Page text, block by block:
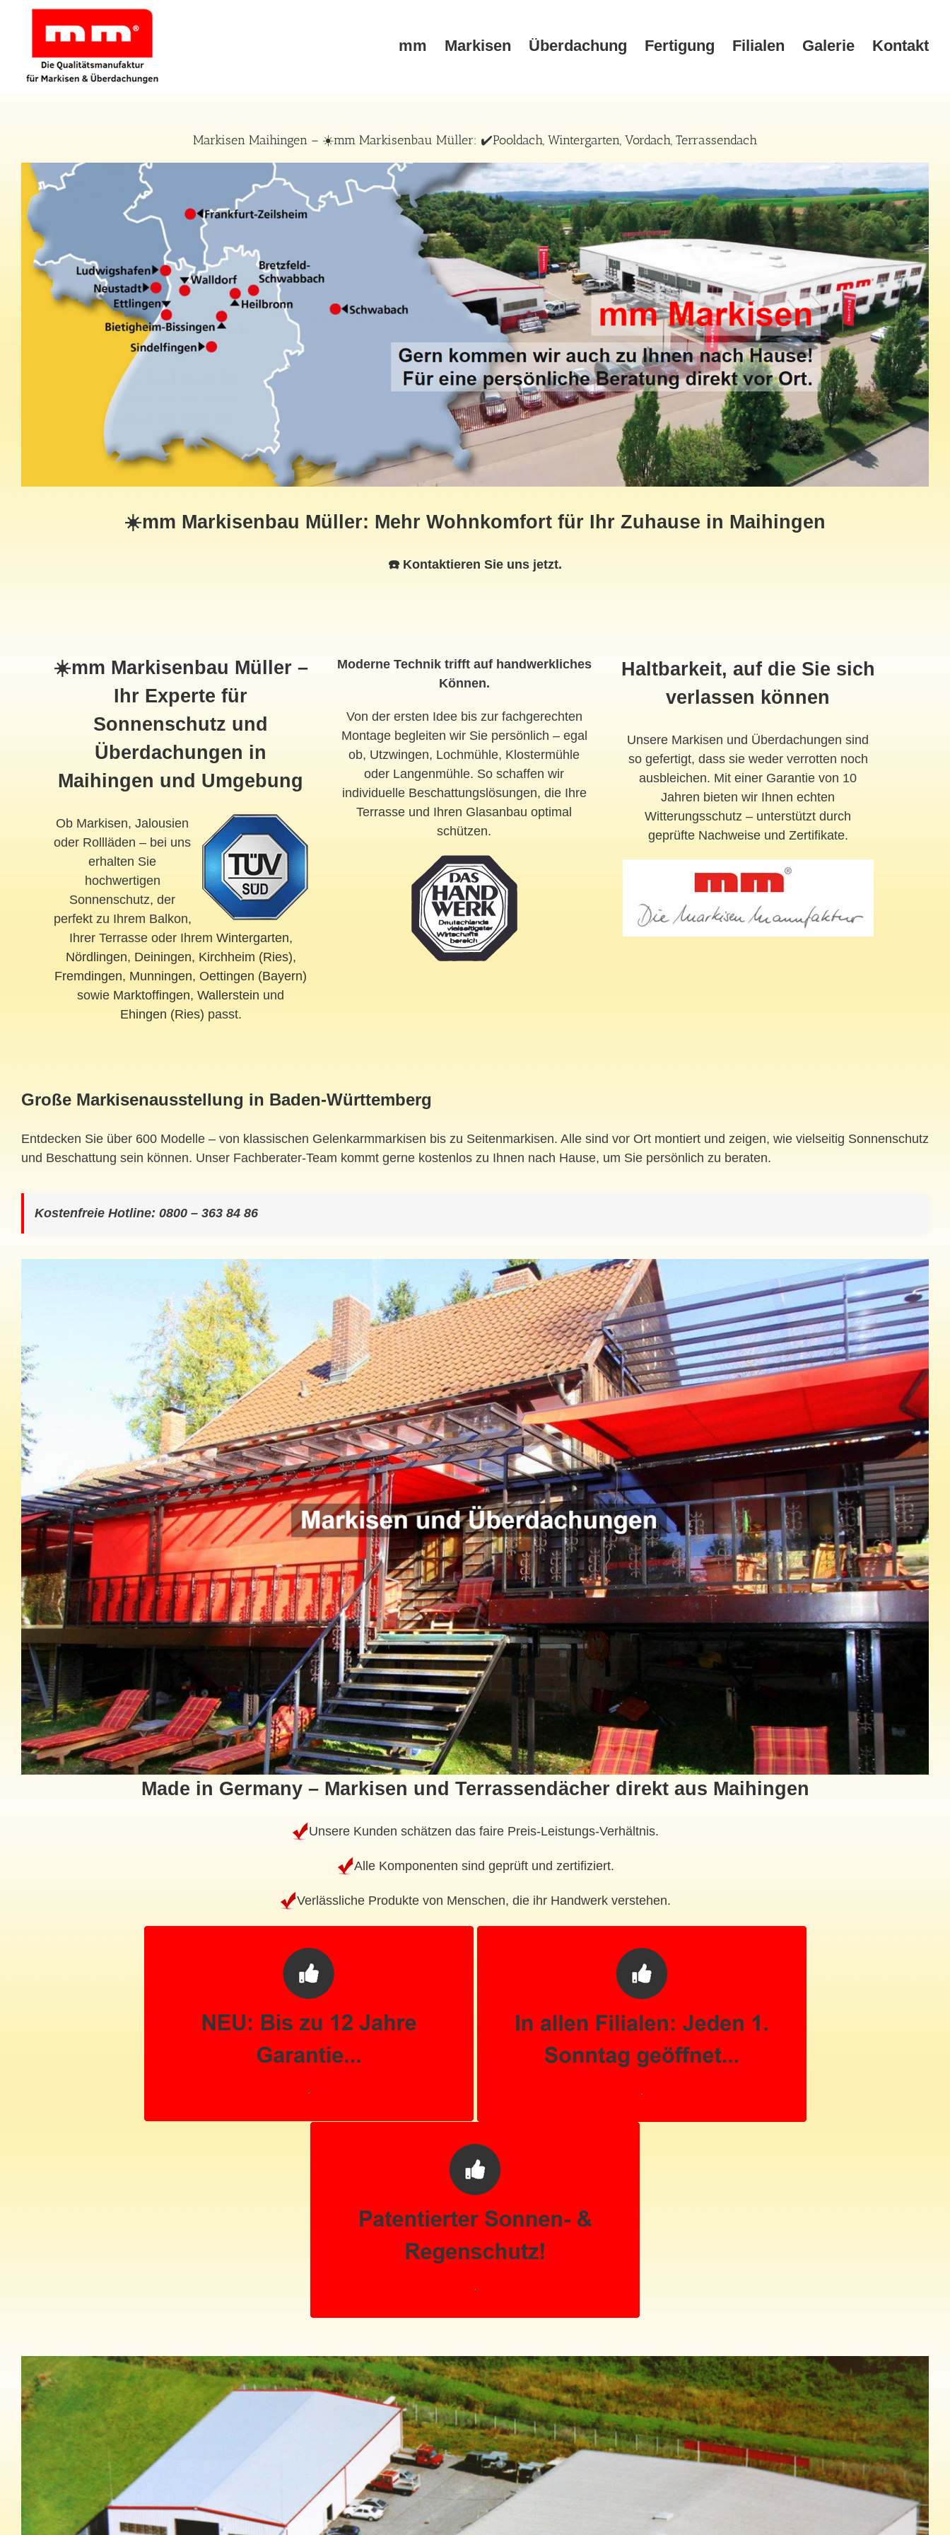
mm Markisen Überdachung Fertigung Filialen Galerie Kontakt
Markisen Maihingen – ☀️mm Markisenbau Müller: ✔️Pooldach, Wintergarten, Vordach, Terrassendach
☀️mm Markisenbau Müller: Mehr Wohnkomfort für Ihr Zuhause in Maihingen
☎️ Kontaktieren Sie uns jetzt.
☀️mm Markisenbau Müller –
Ihr Experte für
Sonnenschutz und
Überdachungen in
Maihingen und Umgebung
Ob Markisen, Jalousien
oder Rollläden – bei uns
erhalten Sie
hochwertigen
Sonnenschutz, der
perfekt zu Ihrem Balkon,
Ihrer Terrasse oder Ihrem Wintergarten,
Nördlingen, Deiningen, Kirchheim (Ries),
Fremdingen, Munningen, Oettingen (Bayern)
sowie Marktoffingen,Wallerstein und
Ehingen (Ries) passt.
Moderne Technik trifft auf handwerkliches
Können.
Von der ersten Idee bis zur fachgerechten
Montage begleiten wir Sie persönlich – egal
ob, Utzwingen, Lochmühle, Klostermühle
oder Langenmühle. So schaffen wir
individuelle Beschattungslösungen, die Ihre
Terrasse und Ihren Glasanbau optimal
schützen.
Haltbarkeit, auf die Sie sich
verlassen können
Unsere Markisen und Überdachungen sind
so gefertigt, dass sie weder verrotten noch
ausbleichen. Mit einer Garantie von 10
Jahren bieten wir Ihnen echten
Witterungsschutz – unterstützt durch
geprüfte Nachweise und Zertifikate.
Große Markisenausstellung in Baden-Württemberg
Entdecken Sie über 600 Modelle – von klassischen Gelenkarmmarkisen bis zu Seitenmarkisen. Alle sind vor Ort montiert und zeigen, wie vielseitig Sonnenschutz
und Beschattung sein können. Unser Fachberater-Team kommt gerne kostenlos zu Ihnen nach Hause, um Sie persönlich zu beraten.
Kostenfreie Hotline: 0800 – 363 84 86
Made in Germany – Markisen und Terrassendächer direkt aus Maihingen
Unsere Kunden schätzen das faire Preis-Leistungs-Verhältnis.
Alle Komponenten sind geprüft und zertifiziert.
Verlässliche Produkte von Menschen, die ihr Handwerk verstehen.